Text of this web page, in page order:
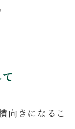
向きになるこ